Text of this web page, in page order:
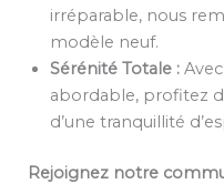
irréparable, nous
modèle neuf.
Sérénité Totale :
abordable, profitez
d’une tranquillité
Rejoignez notre